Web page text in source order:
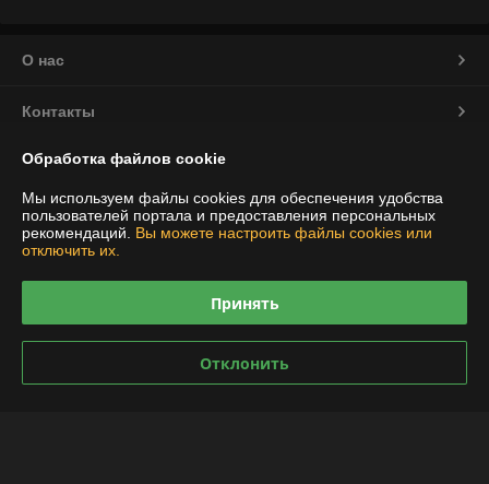
О нас
Контакты
Доставка и оплата
График работы
Политика обработки cookies
Сайт создан на платформе Deal.by
Обработка файлов cookie
Мы используем файлы cookies для обеспечения удобства
пользователей портала и предоставления персональных
рекомендаций. Вы можете настроить файлы cookies или
отключить их.
Принять
Отклонить